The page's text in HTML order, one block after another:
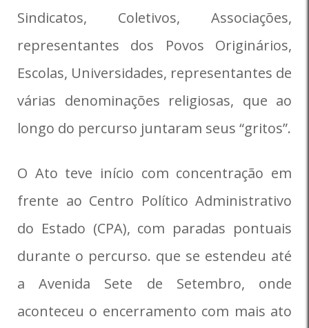
Sindicatos, Coletivos, Associações,
representantes dos Povos Originários,
Escolas, Universidades, representantes de
várias denominações religiosas, que ao
longo do percurso juntaram seus “gritos”.
O Ato teve início com concentração em
frente ao Centro Político Administrativo
do Estado (CPA), com paradas pontuais
durante o percurso. que se estendeu até
a Avenida Sete de Setembro, onde
aconteceu o encerramento com mais ato